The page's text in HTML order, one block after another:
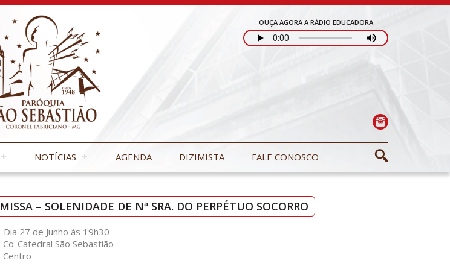
OUÇA AGORA A RÁDIO EDUCADORA
NOTÍCIAS AGENDA DIZIMISTA FALE CONOSCO
MISSA – SOLENIDADE DE Nª SRA. DO PERPÉTUO SOCORRO
Dia 27 de Junho às 19h30
Co-Catedral São Sebastião
Centro